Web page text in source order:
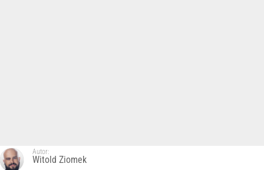
Autor:
Witold Ziomek